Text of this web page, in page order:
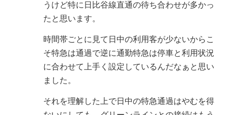
うけど特に日比谷線直通の待ち合わせが多かっ
たと思います。
時間帯ごとに見て日中の利用客が少ないからこ
そ特急は通過で逆に通勤特急は停車と利用状況
に合わせて上手く設定しているんだなぁと思い
ました。
それを理解した上で日中の特急通過はやむを得